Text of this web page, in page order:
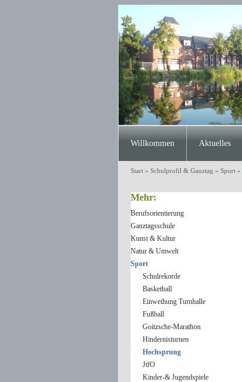
Willkommen Aktuelles
Start» Schulprofil & Ganztag » Sport»
Mehr:
Berufsorientierung
Ganztagsschule
Kunst & Kultur
Natur & Umwelt
Sport
Schulrekorde
Basketball
Einweihung Turnhalle
Fußball
Goitzsche-Marathon
Hindernisturnen
Hochsprung
JtfO
Kinder-& Jugendspiele